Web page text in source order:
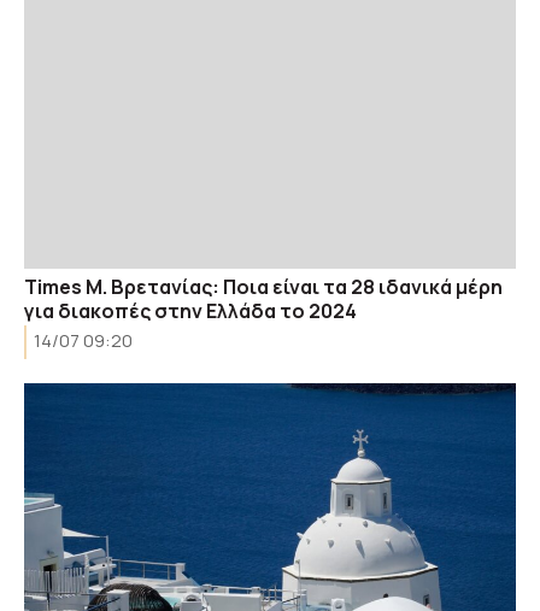
Times Μ. Βρετανίας: Ποια είναι τα 28 ιδανικά μέρη
για διακοπές στην Ελλάδα το 2024
14/07 09:20